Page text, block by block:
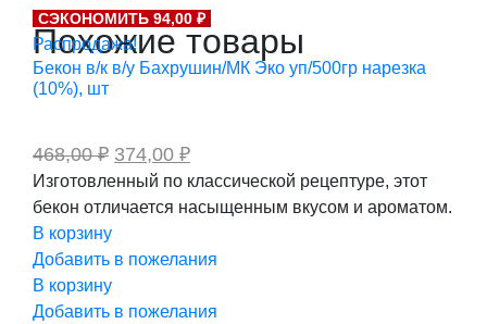
569гр,
весовой
количество
Похожие товары
СЭКОНОМИТЬ 94,00 ₽
Распродажа!
Бекон в/к в/у Бахрушин/МК Эко уп/500гр нарезка
(10%), шт
468,00₽ Первоначальная
цена
составляла
468,00 ₽.
374,00 ₽Текущая
цена:
374,00 ₽.
Изготовленный по классической рецептуре, этот
бекон отличается насыщенным вкусом и ароматом.
В корзину
Добавить в пожелания
В корзину
Добавить в пожелания